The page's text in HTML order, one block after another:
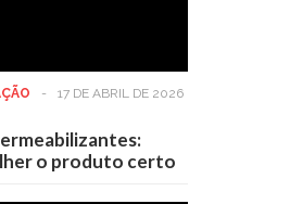
- 17 DE ABRIL DE 2026
o produto certo